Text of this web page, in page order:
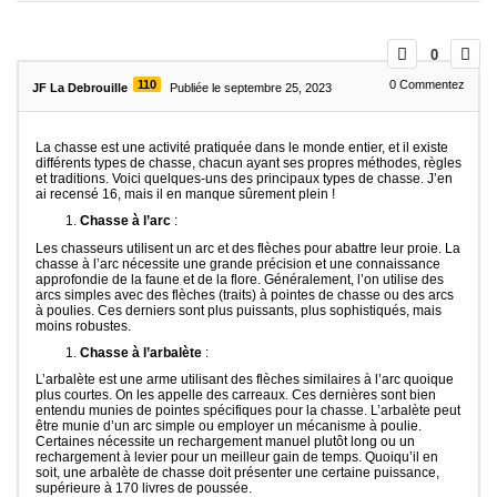
0
JF La Debrouille 110 Publiée le septembre 25, 2023 0 Commentez
La chasse est une activité pratiquée dans le monde entier, et il existe
différents types de chasse, chacun ayant ses propres méthodes, règles
et traditions. Voici quelques-uns des principaux types de chasse. J’en
ai recensé 16, mais il en manque sûrement plein !
Chasse à l’arc :
Les chasseurs utilisent un arc et des flèches pour abattre leur proie. La
chasse à l’arc nécessite une grande précision et une connaissance
approfondie de la faune et de la flore. Généralement, l’on utilise des
arcs simples avec des flèches (traits) à pointes de chasse ou des arcs
à poulies. Ces derniers sont plus puissants, plus sophistiqués, mais
moins robustes.
Chasse à l’arbalète :
L’arbalète est une arme utilisant des flèches similaires à l’arc quoique
plus courtes. On les appelle des carreaux. Ces dernières sont bien
entendu munies de pointes spécifiques pour la chasse. L’arbalète peut
être munie d’un arc simple ou employer un mécanisme à poulie.
Certaines nécessite un rechargement manuel plutôt long ou un
rechargement à levier pour un meilleur gain de temps. Quoiqu’il en
soit, une arbalète de chasse doit présenter une certaine puissance,
supérieure à 170 livres de poussée.